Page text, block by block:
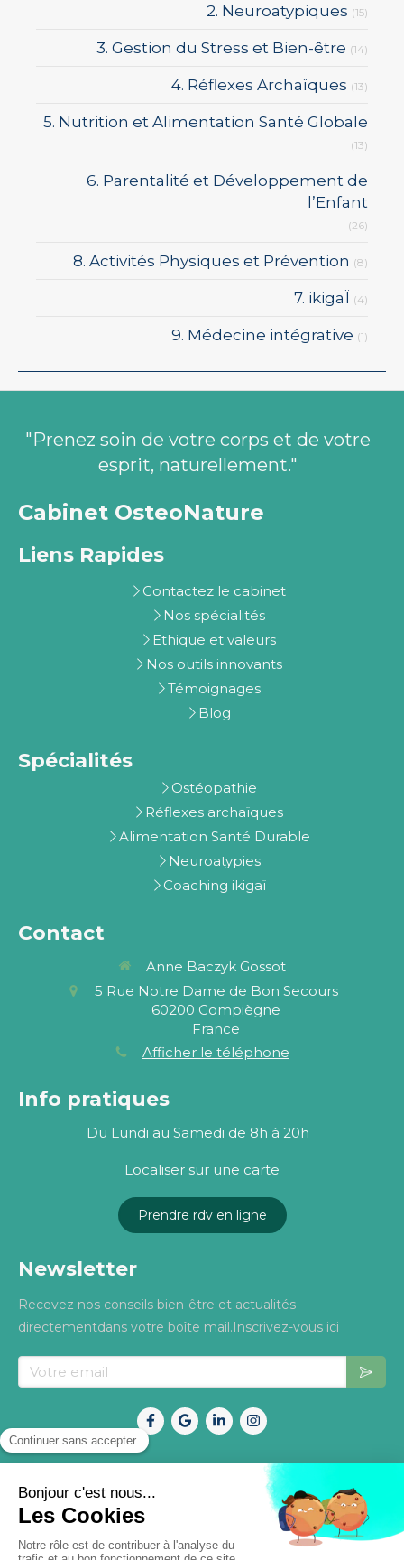
2. Neuroatypiques (15)
3. Gestion du Stress et Bien-être (14)
4. Réflexes Archaïques (13)
5. Nutrition et Alimentation Santé Globale
(13)
6. Parentalité et Développement de
l’Enfant
(26)
8. Activités Physiques et Prévention (8)
7. ikigaÏ (4)
9. Médecine intégrative (1)
Cabinet OsteoNature
"Prenez soin de votre corps et de votre
esprit, naturellement."
Liens Rapides
Contactez le cabinet
Nos spécialités
Ethique et valeurs
Nos outils innovants
Témoignages
Blog
Spécialités
Ostéopathie
Réflexes archaïques
Alimentation Santé Durable
Neuroatypies
Coaching ikigaï
Contact
Anne Baczyk Gossot
5 Rue Notre Dame de Bon Secours
60200 Compiègne
France
Afficher le téléphone
Info pratiques
Du Lundi au Samedi de 8h à 20h
Localiser sur une carte
Prendre rdv en ligne
Newsletter
Recevez nos conseils bien-être et actualités
directementdans votre boîte mail.Inscrivez-vous ici
Votre email
Mentions légales
Politique de confidentialité